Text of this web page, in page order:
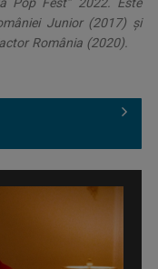
Pop Fest” 2022. Este
Junior (2017) și
România (2020).